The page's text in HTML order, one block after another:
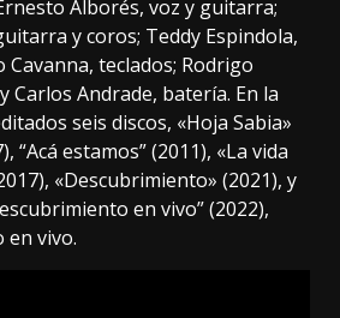
Alborés, voz y guitarra;
y coros; Teddy Espindola,
Cavanna, teclados; Rodrigo
Carlos Andrade, batería. En la
seis discos, «Hoja Sabia»
“Acá estamos” (2011), «La vida
«Descubrimiento» (2021), y
en vivo” (2022),
en vivo.